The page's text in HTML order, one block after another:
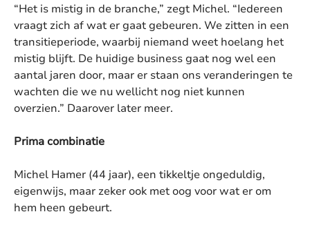
“Het is mistig in de branche,” zegt Michel. “Iedereen
vraagt zich af wat er gaat gebeuren. We zitten in een
transitieperiode, waarbij niemand weet hoelang het
mistig blijft. De huidige business gaat nog wel een
aantal jaren door, maar er staan ons veranderingen te
wachten die we nu wellicht nog niet kunnen
overzien.” Daarover later meer.
Prima combinatie
Michel Hamer (44 jaar), een tikkeltje ongeduldig,
eigenwijs, maar zeker ook met oog voor wat er om
hem heen gebeurt.